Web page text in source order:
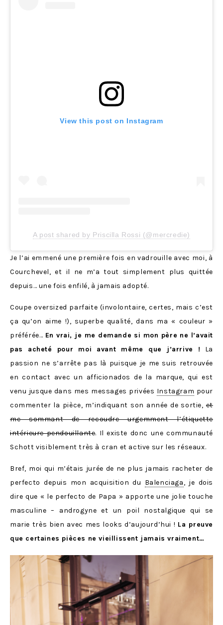
View this post on Instagram
A post shared by Priscilla Rossi (@mercredie)
Je l’ai emmené une première fois en vadrouille avec moi, à
Courchevel, et il ne m’a tout simplement plus quittée
depuis… une fois enfilé, à jamais adopté.
Coupe oversized parfaite (involontaire, certes, mais c’est
ça qu’on aime !), superbe qualité, dans ma « couleur »
préférée… En vrai, je me demande si mon père ne l’avait
pas acheté pour moi avant même que j’arrive ! La
passion ne s’arrête pas là puisque je me suis retrouvée
en contact avec un afficionados de la marque, qui est
venu jusque dans mes messages privées Instagram pour
commenter la pièce, m’indiquant son année de sortie,et
me sommant de recoudre urgemment l’étiquette
intérieure pendouillante. Il existe donc une communauté
Schott visiblement très à cran et active sur les réseaux.
Bref, moi qui m’étais jurée de ne plus jamais racheter de
perfecto depuis mon acquisition du Balenciaga, je dois
dire que « le perfecto de Papa » apporte une jolie touche
masculine – androgyne et un poil nostalgique qui se
marie très bien avec mes looks d’aujourd’hui ! La preuve
que certaines pièces ne vieillissent jamais vraiment…